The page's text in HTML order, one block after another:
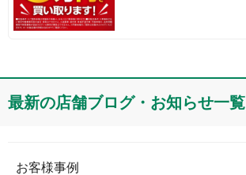
最新の店舗ブログ・お知らせ一覧
お客様事例